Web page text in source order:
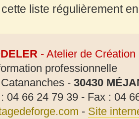
liste régulièrement
- Atelier de Création
professionnelle
- 30430
04 66 24 79 39 - Fax : 04
- Site